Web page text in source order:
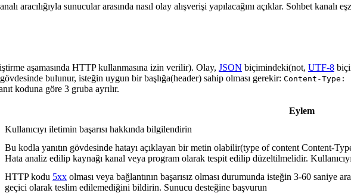
aracılığıyla sunucular arasında nasıl olay alışverişi yapılacağını açıklar. Sohbet kanalı
aşamasında HTTP kullanmasına izin verilir). Olay, JSON biçimindeki(not, UTF-8
bulunur, isteğin uygun bir başlığa(header) sahip olması gerekir: Content-
koduna göre 3 gruba ayrılır.
Eylem
Kullanıcıyı iletimin başarısı hakkında bilgilendirin
Bu kodla yanıtın gövdesinde hatayı açıklayan bir metin olabilir(type of content Content-
Hata analiz edilip kaynağı kanal veya program olarak tespit edilip düzeltilmelidir.
HTTP kodu 5xx olması veya bağlantının başarısız olması durumunda isteğin 3-60 saniye
geçici olarak teslim edilemediğini bildirin. Sunucu desteğine başvurun